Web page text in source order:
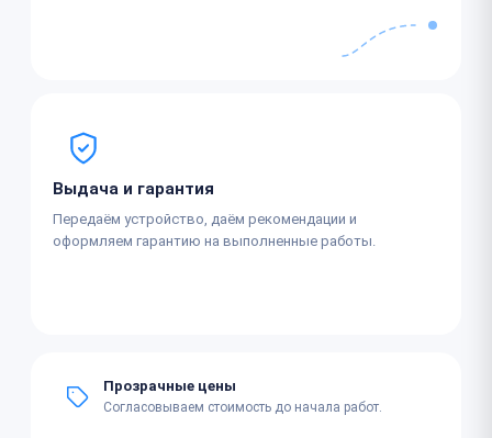
Выдача и гарантия
Передаём устройство, даём рекомендации и
оформляем гарантию на выполненные работы.
Прозрачные цены
Согласовываем стоимость до начала работ.